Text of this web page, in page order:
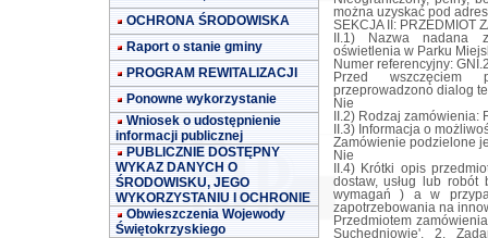
OCHRONA ŚRODOWISKA
Raport o stanie gminy
PROGRAM REWITALIZACJI
Ponowne wykorzystanie
Wniosek o udostępnienie
informacji publicznej
PUBLICZNIE DOSTĘPNY
WYKAZ DANYCH O
ŚRODOWISKU, JEGO
WYKORZYSTANIU I OCHRONIE
Obwieszczenia Wojewody
Świętokrzyskiego
można uzyskać pod
SEKCJA II: PRZEDMIOT
II.1) Nazwa nadana
oświetlenia w Parku
Numer referencyjny:
Przed wszczęciem
przeprowadzono dialog
Nie
II.2) Rodzaj zamówienia:
II.3) Informacja o
Zamówienie podzielone
Nie
II.4) Krótki opis przedmiotu zamówienia (wielkość, zakres, rodzaj i ilość dostaw, usług lub robót budowlanych lub określenie zapotrzebowania i wymagań ) a w przypadku partnerstwa innowacyjnego - określenie zapotrzebowania na innowacyjny produkt, usługę lub roboty budowlane: 1. Przedmiotem zamówienia jest: „Budowa oświetlenia w Parku Miejskim w Suchedniowie'. 2. Zadanie realizowane będzie w ramach zadania budżetowego pn.: 'Modernizacja Parku Miejskiego w Suchedniowie' - ze środków własnych Gminy Suchedniów. 3. Przedsięwzięcie zlokalizowane jest na terenie gminy Suchedniów, powiatu skarżyskiego, województwa świętokrzyskiego, na działce o nr ewid. geod. 6552/1 obręb 0001 Suchedniów. 4. Zadanie realizowane będzie w oparciu o zgłoszenie robót do Starosty Skarżyskiego. 5. Zakres obejmuje wykonanie wszelkich robót budowlanych niezbędnych do zrealizowania w/w zadania między innymi: a) roboty przygotowawcze, b) roboty pomiarowe, c) roboty rozbiórkowe, d) roboty ziemne, e) roboty w zakresie układaniu kabli, f) roboty montażowe (montaż slupów wraz z fundamentami, wysięgników i opraw oświetleniowych), g) inwentaryzacja geodezyjna powykonawcza. 6. Opis stanu istniejącego: Obecnie działka o nr ewid. geod. 6552/1 wykorzystywana i urządzona jest jako Park Miejski. Działka uzbrojona jest w infrastrukturę techniczną: sieć wodociągową ø 300, sieć kanalizacji sanitarnej ø 300, linię elektroenergetyczną oraz ciepłociąg. Działka znajduje się w układzie urbanistycznym wpisanym do Gminnej Ewidencji Zabytków. W zakresie zagospodarowania terenu: na działce znajdują się ciągi komunikacyjne z płytek betonowych, ławki, kosze na odpady, zieleń parkowa oraz istniejące oświetlenie nn przewidziane do demontażu. Działka ma dostęp do drogi publicznej z drogi powiatowej - ul. Bodzentyńskiej w Suchedniowie. 7. Projektowane rozwiązania: W ramach zadania przewiduje się demontaż istniejącego oświetlenia nn oraz przekazanie go do PGE Dystrybucja S.A a także budowę nowego oświetlenia obejmującą budowę sieci kablowej ziemnej niskiego napięcia 0,4 kV. Zakres robót obejmuje ułożenie kabla YAKXS 4 x 25 mm2 na długości około 700 m, montaż 23 słupów oświetleniowych wraz z fundamentami, wysięgnikami oraz oprawami oświetleniowymi LED - zgodnie z załączoną dokumentacją projektową. Linia zasilana będzie z istniejącego złącza kablowo - pomiarowego. 8. Poza zakresem prac określonym dokumentacją projektową i STWiORB Wykonawca zobowiązany jest ująć w cenie oferty następujące czynności:  opracowanie planu BIOZ,  obecności kierownika budowy na placu budowy minimum 3 razy w tygodniu a także w miarę potrzeb zgłaszanych telefonicznie przez Zamawiającego,  opracowanie projektu technicznego, który przedkładany będzie do organu nadzoru budowlanego na etapie składania wniosku o wydanie pozwolenia na użytkowanie, projekt musi być zgodny z zatwierdzonym przez organ administracji architektoniczno - budowlanej projektem zagospodarowania działki oraz projektem architektoniczno - budowlanym będącymi załącznikami do SIWZ.  wydzielenie i zabezpieczenie terenu prowadzonych robót,  prowadzenie bieżącej geodezyjnej i geotechnicznej obsługi zadania, Zamawiający może na każdym etapie prac żądać aktualnej inwentaryzacji geodezyjnej,  sporządzenie inwentaryzacji geodezyjnej powykonawczej robót opracowanej na aktualnym planie sytuacyjno –